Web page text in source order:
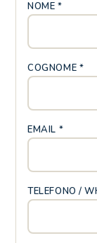
NOME *
COGNOME *
EMAIL *
TELEFONO /